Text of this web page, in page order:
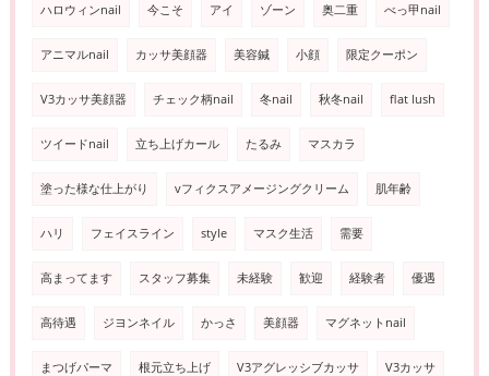
ハロウィンnail 今こそ アイ ゾーン 奥二重 べっ甲nail
アニマルnail カッサ美顔器 美容鍼 小顔 限定クーポン
V3カッサ美顔器 チェック柄nail 冬nail 秋冬nail flat lush
ツイードnail 立ち上げカール たるみ マスカラ
塗った様な仕上がり vフィクスアメージングクリーム 肌年齢
ハリ フェイスライン style マスク生活 需要
高まってます スタッフ募集 未経験 歓迎 経験者 優遇
高待遇 ジヨンネイル かっさ 美顔器 マグネットnail
まつげパーマ 根元立ち上げ V3アグレッシブカッサ V3カッサ